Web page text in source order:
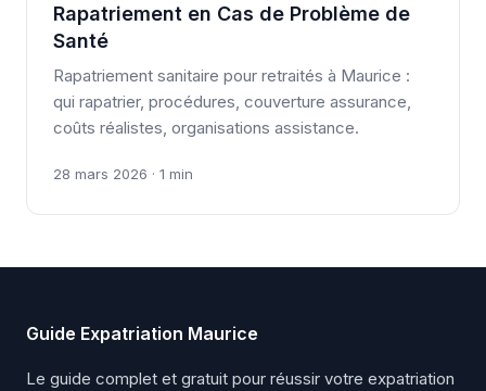
Rapatriement en Cas de Problème de
Santé
Rapatriement sanitaire pour retraités à Maurice :
qui rapatrier, procédures, couverture assurance,
coûts réalistes, organisations assistance.
28 mars 2026 · 1 min
Guide Expatriation Maurice
Le guide complet et gratuit pour réussir votre expatriation